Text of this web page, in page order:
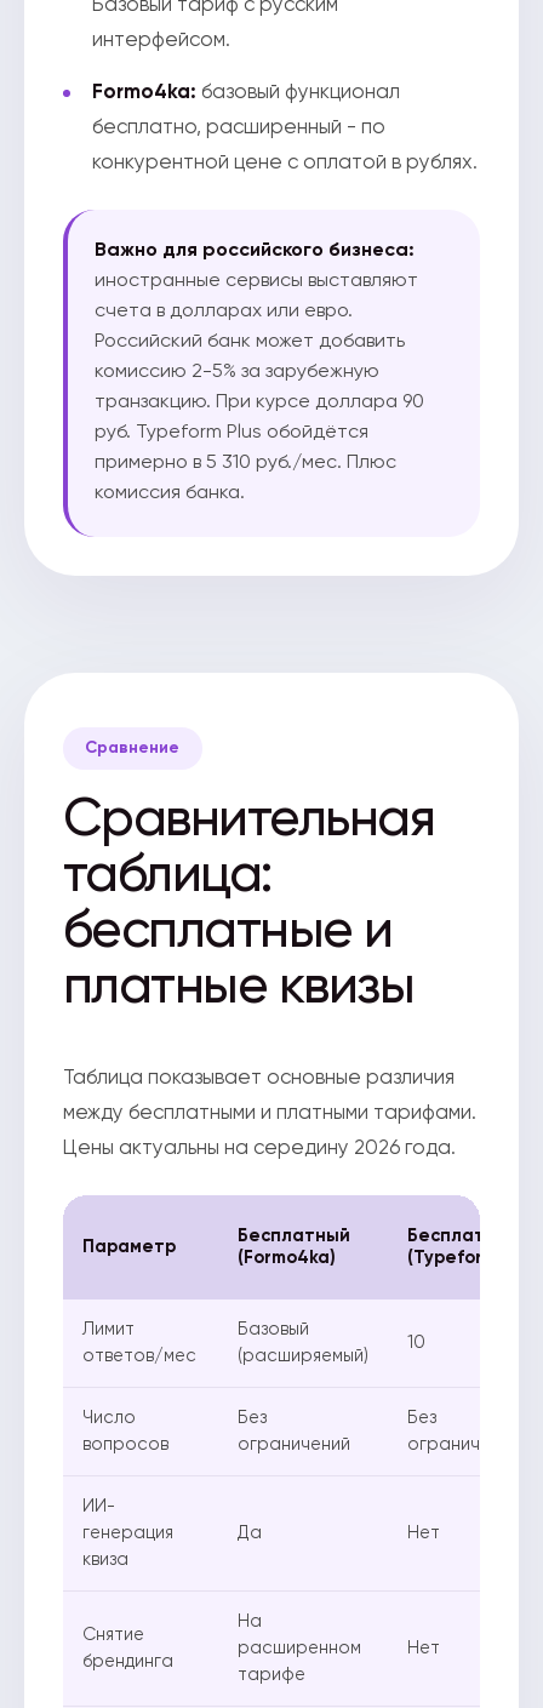
Базовый тариф с русским
интерфейсом.
Formo4ka: базовый функционал
бесплатно, расширенный - по
конкурентной цене с оплатой в рублях.
Важно для российского бизнеса:
иностранные сервисы выставляют
счета в долларах или евро.
Российский банк может добавить
комиссию 2-5% за зарубежную
транзакцию. При курсе доллара 90
руб. Typeform Plus обойдётся
примерно в 5 310 руб./мес. Плюс
комиссия банка.
Сравнение
Сравнительная
таблица:
бесплатные и
платные квизы
Таблица показывает основные различия
между бесплатными и платными тарифами.
Цены актуальны на середину 2026 года.
Параметр
Бесплатный
(Formo4ka)
Бесплатный
(Typeform)
Лимит
ответов/мес
Базовый
(расширяемый)
10
Число
вопросов
Без
ограничений
Без
ограничений
ИИ-
генерация
квиза
Да Нет
Снятие
брендинга
На
расширенном
тарифе
Нет